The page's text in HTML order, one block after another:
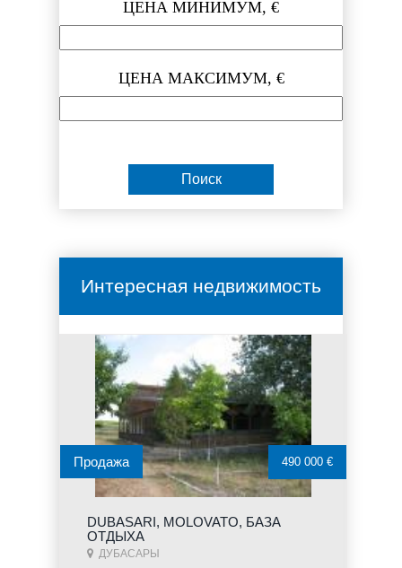
ЦЕНА МИНИМУМ, €
ЦЕНА МАКСИМУМ, €
Интересная недвижимость
DUBASARI, MOLOVATO, БАЗА
ОТДЫХА
ДУБАСАРЫ
Продажа 490 000 €